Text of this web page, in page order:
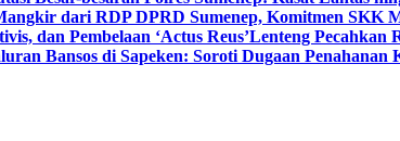
dari RDP DPRD Sumenep, Komitmen SKK
dan Pembelaan ‘Actus Reus’Lenteng Pecahkan
Bansos di Sapeken: Soroti Dugaan